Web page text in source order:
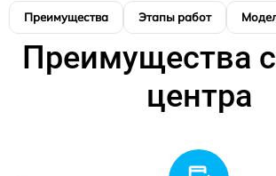
Преимущества Этапы работ
Преимущества
центра